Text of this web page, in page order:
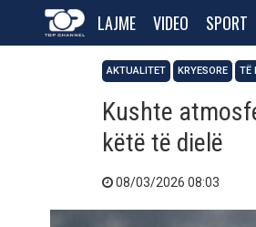
LAJME VIDEO SPORT
AKTUALITET KRYESORE TË
Kushte
këtë të dielë
08/03/2026 08:03